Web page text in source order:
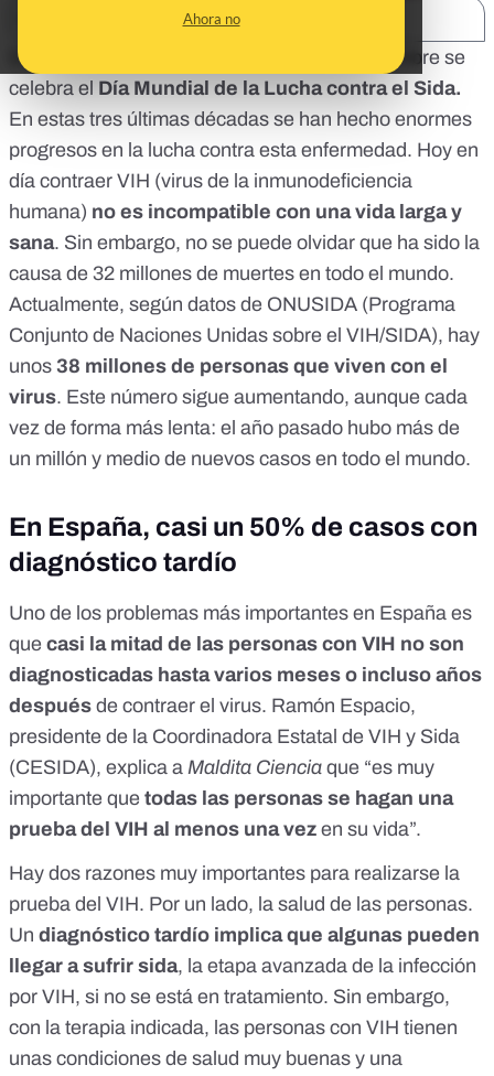
Ahora no
Desde hace más de 30 años, cada 1 de diciembre se
celebra el Día Mundial de la Lucha contra el Sida.
En estas tres últimas décadas se han hecho enormes
progresos en la lucha contra esta enfermedad. Hoy en
día contraer VIH (virus de la inmunodeficiencia
humana) no es incompatible con una vida larga y
sana. Sin embargo, no se puede olvidar que ha sido la
causa de 32 millones de muertes en todo el mundo.
Actualmente, según datos de ONUSIDA (Programa
Conjunto de Naciones Unidas sobre el VIH/SIDA), hay
unos 38 millones de personas que viven con el
virus. Este número sigue aumentando, aunque cada
vez de forma más lenta: el año pasado hubo más de
un millón y medio de nuevos casos en todo el mundo.
En España, casi un 50% de casos con
diagnóstico tardío
Uno de los problemas más importantes en España es
que casi la mitad de las personas con VIH no son
diagnosticadas hasta varios meses o incluso años
después de contraer el virus. Ramón Espacio,
presidente de la Coordinadora Estatal de VIH y Sida
(CESIDA), explica a Maldita Ciencia que “es muy
importante que todas las personas se hagan una
prueba del VIH al menos una vez en su vida”.
Hay dos razones muy importantes para realizarse la
prueba del VIH. Por un lado, la salud de las personas.
Un diagnóstico tardío implica que algunas pueden
llegar a sufrir sida, la etapa avanzada de la infección
por VIH, si no se está en tratamiento. Sin embargo,
con la terapia indicada, las personas con VIH tienen
unas condiciones de salud muy buenas y una